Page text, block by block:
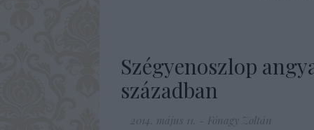
Szégyenoszlop
században
2014. május 11. Fónagy Zoltán